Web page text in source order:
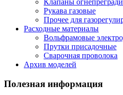
Клапаны
Рукава газовые
Прочее для
Расходные материалы
Вольфрамовые
Прутки присадочные
Сварочная проволока
Архив моделей
Полезная информация